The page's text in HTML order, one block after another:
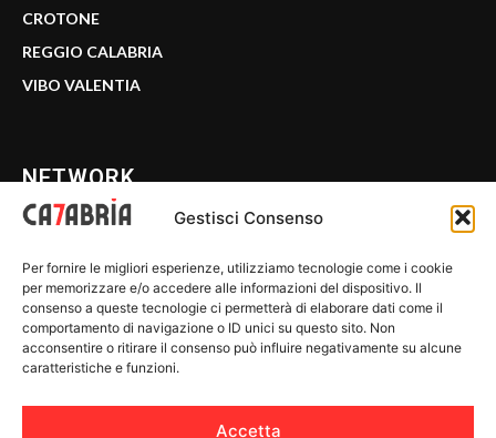
Gestisci Consenso
Per fornire le migliori esperienze, utilizziamo tecnologie come i cookie
per memorizzare e/o accedere alle informazioni del dispositivo. Il
consenso a queste tecnologie ci permetterà di elaborare dati come il
comportamento di navigazione o ID unici su questo sito. Non
acconsentire o ritirare il consenso può influire negativamente su alcune
caratteristiche e funzioni.
Accetta
CROTONE
REGGIO CALABRIA
VIBO VALENTIA
NETWORK
WE CALABRIA
C7 PLAY
MIX ZONE